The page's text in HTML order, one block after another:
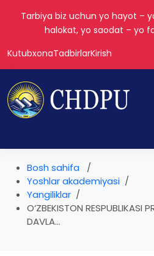
Tarbiya biz uchun yo hayot –
halokat, yo saodat – yo
KutubxonaTadbirlarKirish
Bosh sahifa
Yoshlar akademiyasi
Yangiliklar
O‘ZBEKISTON RESPUBLIKASI
DAVLA...